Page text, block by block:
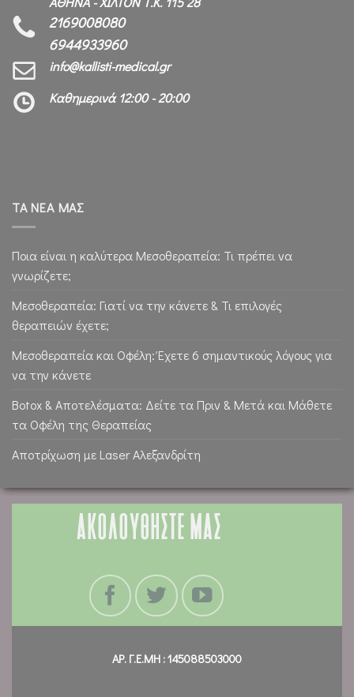
2169008080
6944933960
info@kallisti-medical.gr
Καθημερινά 12:00 - 20:00
ΤΑ ΝΕΑ ΜΑΣ
Ποια είναι η καλύτερα Μεσοθεραπεία: Τι πρέπει να
γνωρίζετε;
Μεσοθεραπεία: Γιατί να την κάνετε & Τι επιλογές
θεραπειών έχετε;
Μεσοθεραπεία και Οφέλη: Έχετε 6 σημαντικούς λόγους για
να την κάνετε
Botox & Αποτελέσματα: Δείτε τα Πριν & Μετά και Μάθετε
τα Οφέλη της Θεραπείας
Αποτρίχωση με Laser Αλεξανδρίτη
ΑΚΟΛΟΥΘΗΣΤΕ ΜΑΣ
ΑΡ. Γ.Ε.ΜΗ : 145088503000